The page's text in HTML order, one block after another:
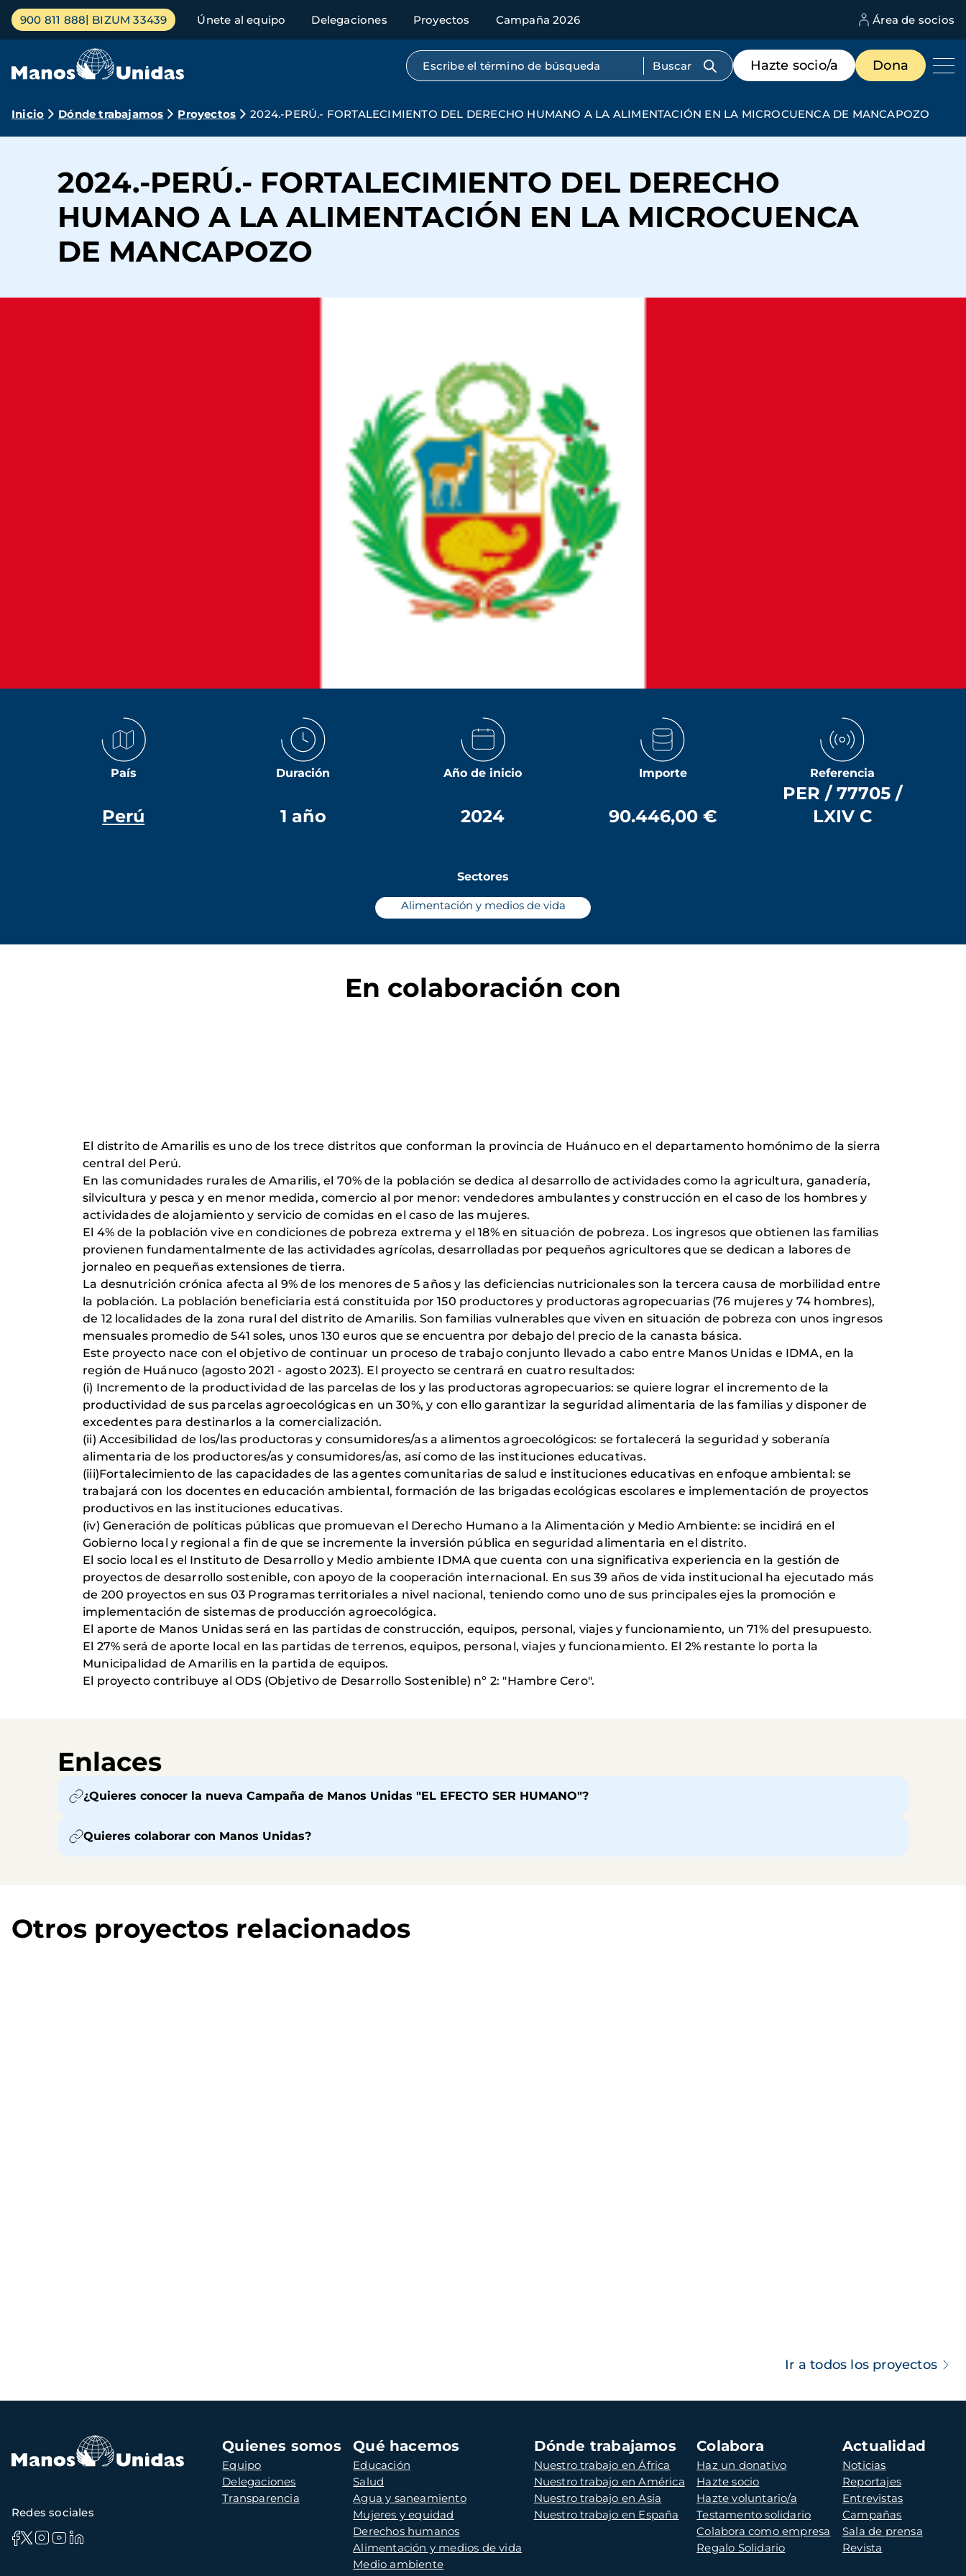
Pasar
contenido
Menú
principal
900 811 888 BIZUM 33439 Únete al equipo Delegaciones Proyectos Campaña 2026 Área de socios
Búsqueda por texto completo
Menú
de
destacados
Hazte socio/a Dona
Ruta
navegación
Inicio Dónde trabajamos Proyectos 2024.-PERÚ.- FORTALECIMIENTO DEL DERECHO HUMANO A LA ALIMENTACIÓN EN LA MICROCUENCA DE MANCAPOZO
2024.-PERÚ.- FORTALECIMIENTO DEL DERECHO
HUMANO A LA ALIMENTACIÓN EN LA MICROCUENCA
DE MANCAPOZO
País
Perú
Duración
1 año
Año de inicio
2024
Importe
90.446,00 €
Referencia
PER / 77705 /
LXIV C
Sectores
Alimentación y medios de vida
En colaboración con
El distrito de Amarilis es uno de los trece distritos que conforman la provincia de Huánuco en el departamento homónimo de la sierra
central del Perú.
En las comunidades rurales de Amarilis, el 70% de la población se dedica al desarrollo de actividades como la agricultura, ganadería,
silvicultura y pesca y en menor medida, comercio al por menor: vendedores ambulantes y construcción en el caso de los hombres y
actividades de alojamiento y servicio de comidas en el caso de las mujeres.
El 4% de la población vive en condiciones de pobreza extrema y el 18% en situación de pobreza. Los ingresos que obtienen las familias
provienen fundamentalmente de las actividades agrícolas, desarrolladas por pequeños agricultores que se dedican a labores de
jornaleo en pequeñas extensiones de tierra.
La desnutrición crónica afecta al 9% de los menores de 5 años y las deficiencias nutricionales son la tercera causa de morbilidad entre
la población. La población beneficiaria está constituida por 150 productores y productoras agropecuarias (76 mujeres y 74 hombres),
de 12 localidades de la zona rural del distrito de Amarilis. Son familias vulnerables que viven en situación de pobreza con unos ingresos
mensuales promedio de 541 soles, unos 130 euros que se encuentra por debajo del precio de la canasta básica.
Este proyecto nace con el objetivo de continuar un proceso de trabajo conjunto llevado a cabo entre Manos Unidas e IDMA, en la
región de Huánuco (agosto 2021 - agosto 2023). El proyecto se centrará en cuatro resultados:
(i) Incremento de la productividad de las parcelas de los y las productoras agropecuarios: se quiere lograr el incremento de la
productividad de sus parcelas agroecológicas en un 30%, y con ello garantizar la seguridad alimentaria de las familias y disponer de
excedentes para destinarlos a la comercialización.
(ii) Accesibilidad de los/las productoras y consumidores/as a alimentos agroecológicos: se fortalecerá la seguridad y soberanía
alimentaria de los productores/as y consumidores/as, así como de las instituciones educativas.
(iii)Fortalecimiento de las capacidades de las agentes comunitarias de salud e instituciones educativas en enfoque ambiental: se
trabajará con los docentes en educación ambiental, formación de las brigadas ecológicas escolares e implementación de proyectos
productivos en las instituciones educativas.
(iv) Generación de políticas públicas que promuevan el Derecho Humano a la Alimentación y Medio Ambiente: se incidirá en el
Gobierno local y regional a fin de que se incremente la inversión pública en seguridad alimentaria en el distrito.
El socio local es el Instituto de Desarrollo y Medio ambiente IDMA que cuenta con una significativa experiencia en la gestión de
proyectos de desarrollo sostenible, con apoyo de la cooperación internacional. En sus 39 años de vida institucional ha ejecutado más
de 200 proyectos en sus 03 Programas territoriales a nivel nacional, teniendo como uno de sus principales ejes la promoción e
implementación de sistemas de producción agroecológica.
El aporte de Manos Unidas será en las partidas de construcción, equipos, personal, viajes y funcionamiento, un 71% del presupuesto.
El 27% será de aporte local en las partidas de terrenos, equipos, personal, viajes y funcionamiento. El 2% restante lo porta la
Municipalidad de Amarilis en la partida de equipos.
El proyecto contribuye al ODS (Objetivo de Desarrollo Sostenible) nº 2: "Hambre Cero".
Enlaces
¿Quieres conocer la nueva Campaña de Manos Unidas "EL EFECTO SER HUMANO"?
Quieres colaborar con Manos Unidas?
Otros proyectos relacionados
Ir a todos los proyectos
Navegación
principal
Quienes somos
Equipo
Delegaciones
Transparencia
Qué hacemos
Educación
Salud
Agua y saneamiento
Mujeres y equidad
Derechos humanos
Alimentación y medios de vida
Medio ambiente
Dónde trabajamos
Nuestro trabajo en África
Nuestro trabajo en América
Nuestro trabajo en Asia
Nuestro trabajo en España
Colabora
Haz un donativo
Hazte socio
Hazte voluntario/a
Testamento solidario
Colabora como empresa
Regalo Solidario
Actualidad
Noticias
Reportajes
Entrevistas
Campañas
Sala de prensa
Revista
Redes sociales